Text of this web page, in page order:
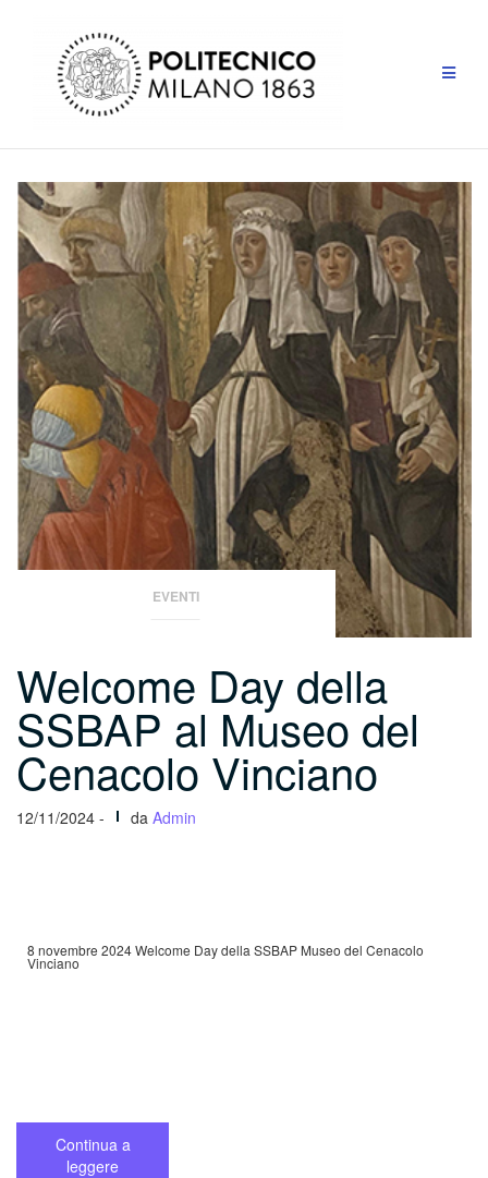
EVENTI
Welcome Day della
SSBAP al Museo del
Cenacolo Vinciano
12/11/2024 - da Admin
8 novembre 2024 Welcome Day della SSBAP Museo del Cenacolo
Vinciano
Continua a
leggere